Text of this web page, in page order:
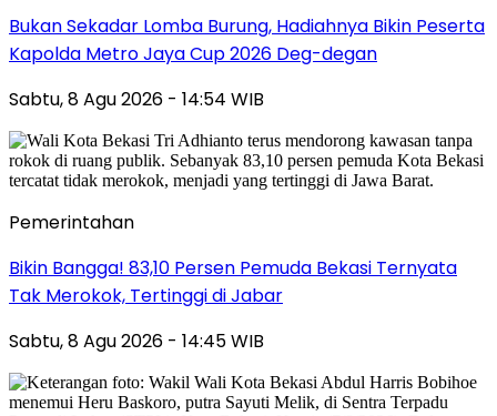
Bukan Sekadar Lomba Burung, Hadiahnya Bikin Peserta
Kapolda Metro Jaya Cup 2026 Deg-degan
Sabtu, 8 Agu 2026 - 14:54 WIB
Pemerintahan
Bikin Bangga! 83,10 Persen Pemuda Bekasi Ternyata
Tak Merokok, Tertinggi di Jabar
Sabtu, 8 Agu 2026 - 14:45 WIB